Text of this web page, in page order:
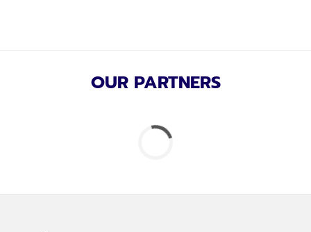
OUR PARTNERS